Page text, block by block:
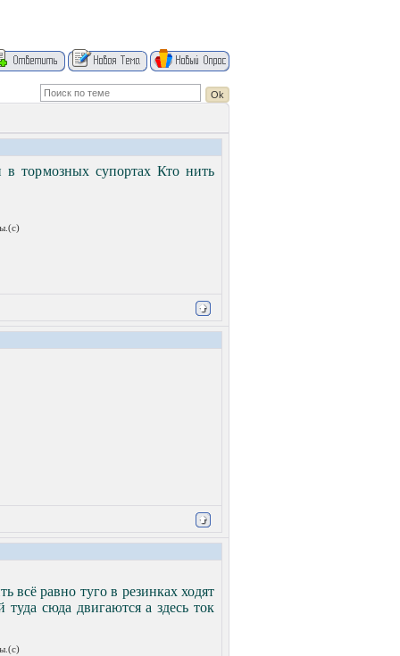
в тормозных супортах Кто нить
всё равно туго в резинках ходят
сюда двигаются а здесь ток